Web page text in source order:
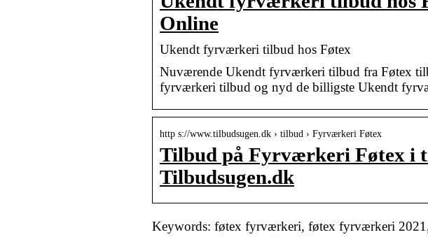
Online
Ukendt fyrværkeri tilbud hos Føtex
Nuværende Ukendt fyrværkeri tilbud fra Føtex
fyrværkeri tilbud og nyd de billigste Ukendt
http s://www.tilbudsugen.dk › tilbud › Fyrværkeri Føtex
Tilbud på Fyrværkeri Føtex i
Tilbudsugen.dk
Keywords: føtex fyrværkeri, føtex fyrværkeri